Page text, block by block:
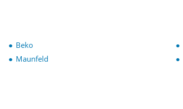
Beko
Maunfeld